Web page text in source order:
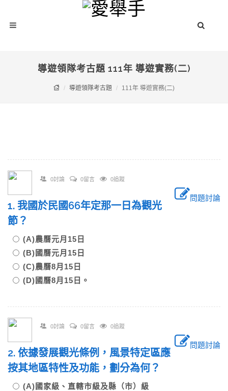
導遊領隊考古題 111年 導遊實務(二)
導遊領隊考古題 111年 導遊實務(二)
0討論 0留言 0追蹤
問題討論
1. 我國於民國66年定那一日為觀光
節？
(A)農曆元月15日
(B)國曆元月15日
(C)農曆8月15日
(D)國曆8月15日。
0討論 0留言 0追蹤
問題討論
2. 依據發展觀光條例，風景特定區應
按其地區特性及功能，劃分為何？
(A)國家級、直轄市級及縣（市）級